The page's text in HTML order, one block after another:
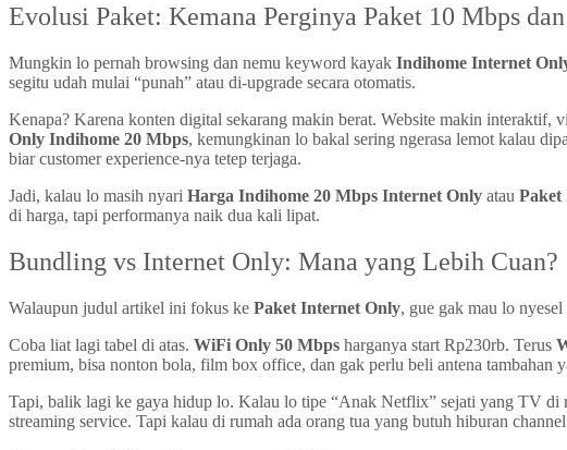
Evolusi Paket: Kemana Perginya Paket 10 Mbps
Mungkin lo pernah browsing dan nemu keyword kayak Indihome Internet
segitu udah mulai “punah” atau di-upgrade secara otomatis.
Kenapa? Karena konten digital sekarang makin berat. Website makin
Only Indihome 20 Mbps, kemungkinan lo bakal sering ngerasa lemot kalau
biar customer experience-nya tetep terjaga.
Jadi, kalau lo masih nyari Harga Indihome 20 Mbps Internet Only atau Paket
di harga, tapi performanya naik dua kali lipat.
Bundling vs Internet Only: Mana yang Lebih Cuan?
Walaupun judul artikel ini fokus ke Paket Internet Only, gue gak mau lo
Coba liat lagi tabel di atas. WiFi Only 50 Mbps harganya start Rp230rb. Terus
premium, bisa nonton bola, film box office, dan gak perlu beli antena tambahan
Tapi, balik lagi ke gaya hidup lo. Kalau lo tipe “Anak Netflix” sejati yang TV di
streaming service. Tapi kalau di rumah ada orang tua yang butuh hiburan